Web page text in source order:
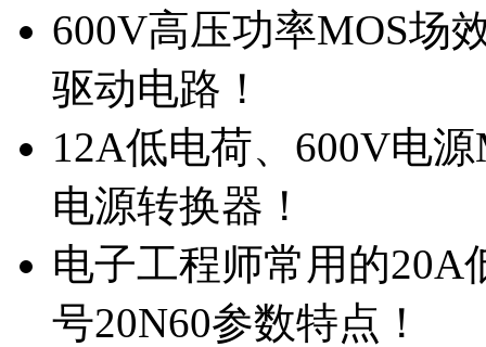
600V高压功率MOS场
驱动电路！
12A低电荷、600V电
电源转换器！
电子工程师常用的20A
号20N60参数特点！